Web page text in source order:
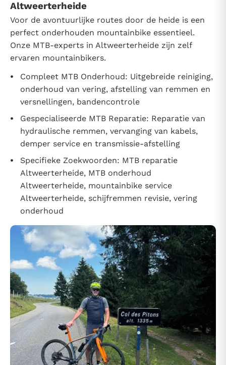
Altweerterheide
Voor de avontuurlijke routes door de heide is een
perfect onderhouden mountainbike essentieel.
Onze MTB-experts in Altweerterheide zijn zelf
ervaren mountainbikers.
Compleet MTB Onderhoud: Uitgebreide reiniging,
onderhoud van vering, afstelling van remmen en
versnellingen, bandencontrole
Gespecialiseerde MTB Reparatie: Reparatie van
hydraulische remmen, vervanging van kabels,
demper service en transmissie-afstelling
Specifieke Zoekwoorden: MTB reparatie
Altweerterheide, MTB onderhoud
Altweerterheide, mountainbike service
Altweerterheide, schijfremmen revisie, vering
onderhoud